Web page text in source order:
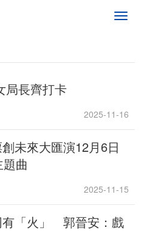
频
局長齊打卡
2025-11-16
未來大匯演12月6日
曲
2025-11-15
有「火」 郭晉安：戲